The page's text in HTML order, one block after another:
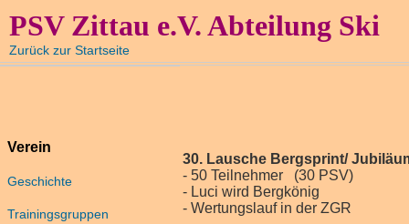
30. Lausche Bergsprint/
- 50 Teilnehmer (30 PSV)
- Luci wird Bergkönig
- Wertungslauf in der ZGR
PSV Zittau e.V. Abteilung Ski
Zurück zur Startseite
Verein
Geschichte
Trainingsgruppen